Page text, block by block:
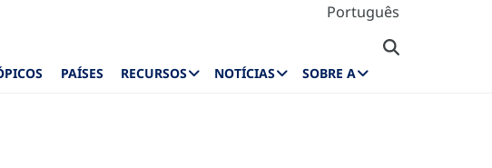
Português
PAÍSES RECURSOS NOTÍCIAS SOBRE A